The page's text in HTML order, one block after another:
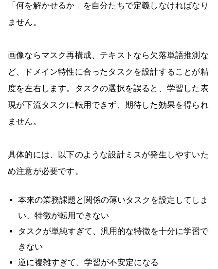
「何を解かせるか」を自分たちで定義しなければなり
ません。
画像ならマスク再構成、テキストなら欠落単語推測な
ど、ドメイン特性に合ったタスクを設計することが精
度を左右します。タスクの選択を誤ると、学習した表
現が下流タスクに転用できず、期待した効果を得られ
ません。
具体的には、以下のような設計ミスが発生しやすいた
め注意が必要です。
本来の業務課題と関係の薄いタスクを設定してしま
い、特徴が転用できない
タスクが単純すぎて、汎用的な特徴を十分に学習で
きない
逆に複雑すぎて、学習が不安定になる